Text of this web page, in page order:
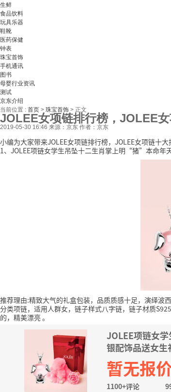
生鲜
食品饮料
玩具乐器
鞋靴
医药保健
钟表
珠宝首饰
手机通讯
图书
母婴行业资讯
测试
京东介绍
当前位置 : 首页 > 珠宝首饰 > 正文
JOLEE女项链排行榜，JOLEE
2019-05-30 16:46 来源：京东 作者：京东
小编为大家带来JOLEE女项链排行榜，JOLEE女项链十
1、JOLEE项链女学生吊坠十二生肖掌上明“猪”本命年
推荐理由:精致大气的礼盒包装，品质质感十足，演绎波
分类项链，适用人群女，链子样式八字链，链子材质S925
的，精美漂亮 。
JOLEE项链女
银配饰品送女生
暂无报
1100+评论